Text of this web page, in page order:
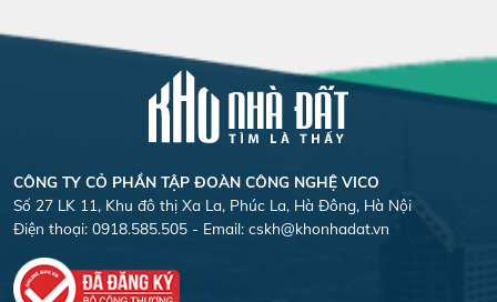
CÔNG TY CỎ PHẦN TẬP ĐOÀN CÔNG NGHỆ VICO
Số 27 LK 11, Khu đô thị Xa La, Phúc La, Hà Đông, Hà Nội
Điện thoại: 0918.585.505 - Email: cskh@khonhadat.vn